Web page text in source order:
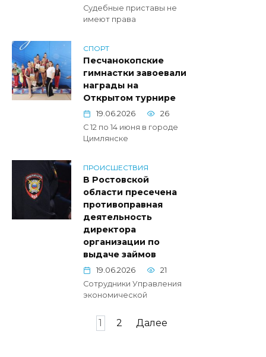
Судебные приставы не
имеют права
СПОРТ
Песчанокопские
гимнастки завоевали
награды на
Открытом турнире
19.06.2026
26
С 12 по 14 июня в городе
Цимлянске
ПРОИСШЕСТВИЯ
В Ростовской
области пресечена
противоправная
деятельность
директора
организации по
выдаче займов
19.06.2026
21
Сотрудники Управления
экономической
1 2 Далее